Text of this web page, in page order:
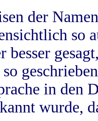
der
so
besser
so
in
wurde,